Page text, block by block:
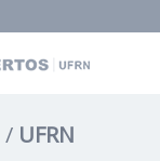
UFRN